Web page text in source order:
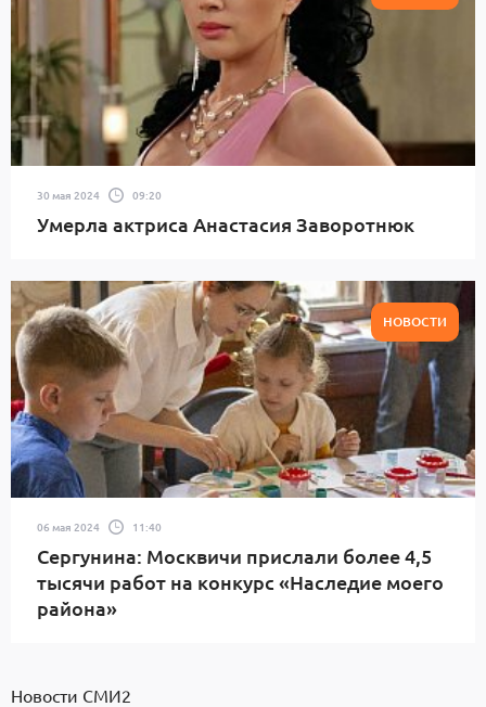
30 мая 2024 09:20
Умерла актриса Анастасия Заворотнюк
НОВОСТИ
06 мая 2024 11:40
Сергунина: Москвичи прислали более 4,5
тысячи работ на конкурс «Наследие моего
района»
Новости СМИ2